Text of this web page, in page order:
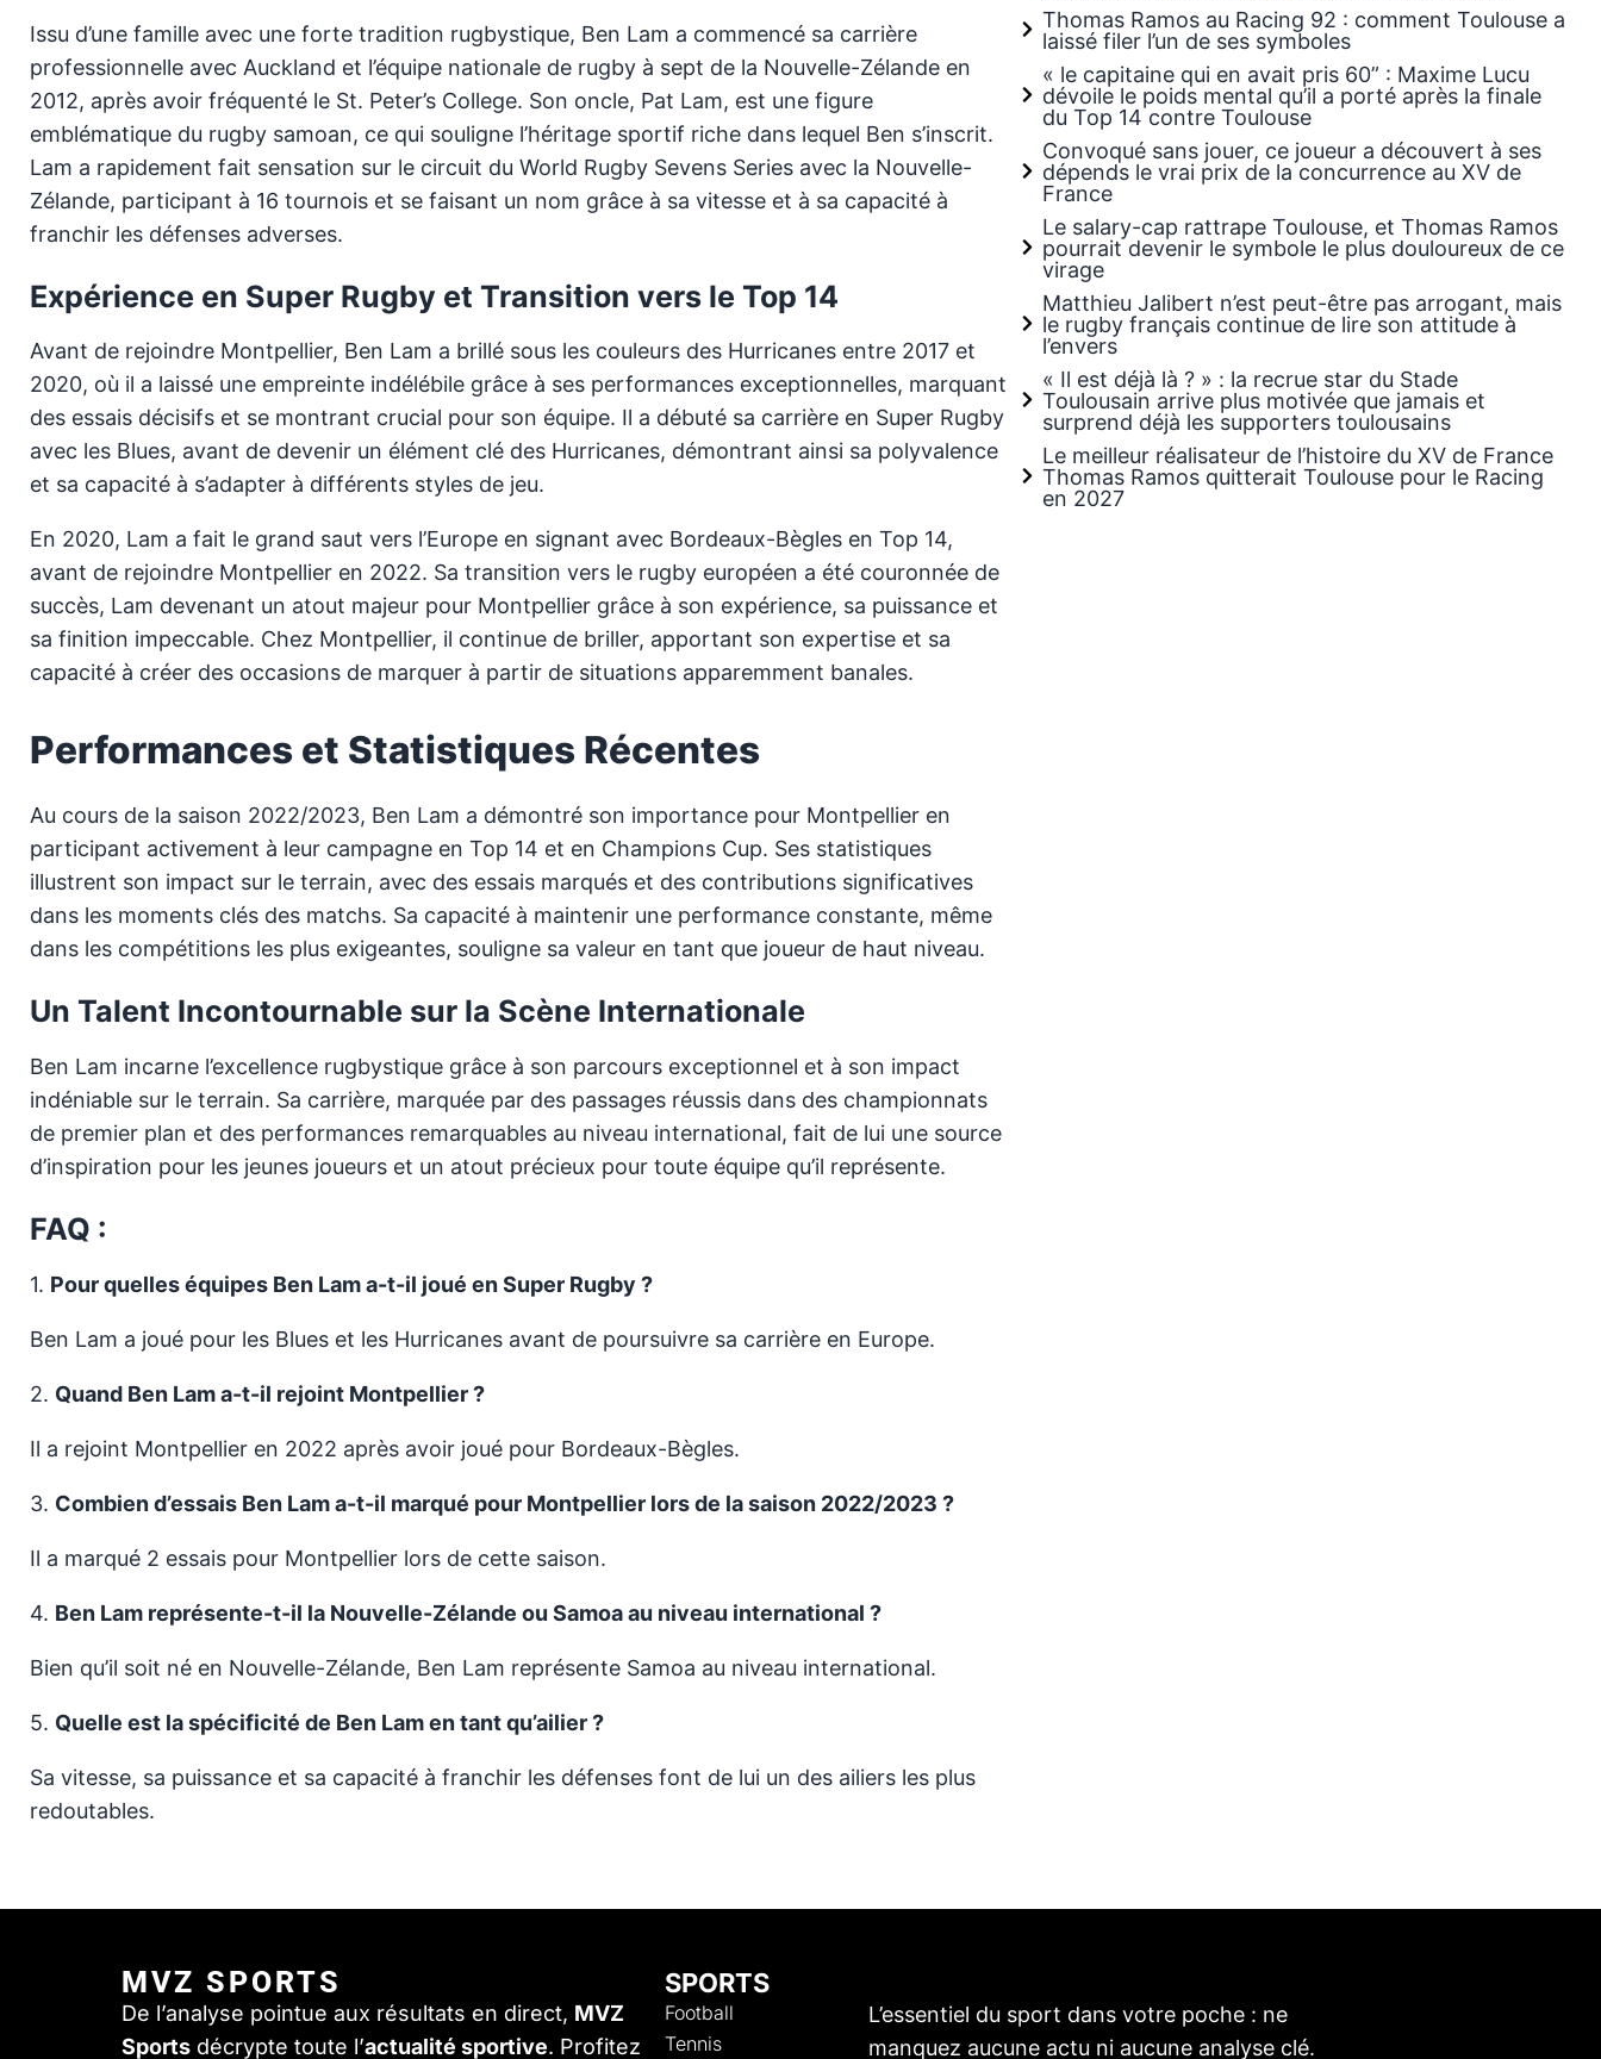
Issu d’une famille avec une forte tradition rugbystique, Ben Lam a commencé sa carrière
professionnelle avec Auckland et l’équipe nationale de rugby à sept de la Nouvelle-Zélande en
2012, après avoir fréquenté le St. Peter’s College. Son oncle, Pat Lam, est une figure
emblématique du rugby samoan, ce qui souligne l’héritage sportif riche dans lequel Ben s’inscrit.
Lam a rapidement fait sensation sur le circuit du World Rugby Sevens Series avec la Nouvelle-
Zélande, participant à 16 tournois et se faisant un nom grâce à sa vitesse et à sa capacité à
franchir les défenses adverses.
Expérience en Super Rugby et Transition vers le Top 14
Avant de rejoindre Montpellier, Ben Lam a brillé sous les couleurs des Hurricanes entre 2017 et
2020, où il a laissé une empreinte indélébile grâce à ses performances exceptionnelles, marquant
des essais décisifs et se montrant crucial pour son équipe. Il a débuté sa carrière en Super Rugby
avec les Blues, avant de devenir un élément clé des Hurricanes, démontrant ainsi sa polyvalence
et sa capacité à s’adapter à différents styles de jeu.
En 2020, Lam a fait le grand saut vers l’Europe en signant avec Bordeaux-Bègles en Top 14,
avant de rejoindre Montpellier en 2022. Sa transition vers le rugby européen a été couronnée de
succès, Lam devenant un atout majeur pour Montpellier grâce à son expérience, sa puissance et
sa finition impeccable. Chez Montpellier, il continue de briller, apportant son expertise et sa
capacité à créer des occasions de marquer à partir de situations apparemment banales.
Performances et Statistiques Récentes
Au cours de la saison 2022/2023, Ben Lam a démontré son importance pour Montpellier en
participant activement à leur campagne en Top 14 et en Champions Cup. Ses statistiques
illustrent son impact sur le terrain, avec des essais marqués et des contributions significatives
dans les moments clés des matchs. Sa capacité à maintenir une performance constante, même
dans les compétitions les plus exigeantes, souligne sa valeur en tant que joueur de haut niveau.
Un Talent Incontournable sur la Scène Internationale
Ben Lam incarne l’excellence rugbystique grâce à son parcours exceptionnel et à son impact
indéniable sur le terrain. Sa carrière, marquée par des passages réussis dans des championnats
de premier plan et des performances remarquables au niveau international, fait de lui une source
d’inspiration pour les jeunes joueurs et un atout précieux pour toute équipe qu’il représente.
FAQ :
1. Pour quelles équipes Ben Lam a-t-il joué en Super Rugby ?
Ben Lam a joué pour les Blues et les Hurricanes avant de poursuivre sa carrière en Europe.
2. Quand Ben Lam a-t-il rejoint Montpellier ?
Il a rejoint Montpellier en 2022 après avoir joué pour Bordeaux-Bègles.
3. Combien d’essais Ben Lam a-t-il marqué pour Montpellier lors de la saison 2022/2023 ?
Il a marqué 2 essais pour Montpellier lors de cette saison.
4. Ben Lam représente-t-il la Nouvelle-Zélande ou Samoa au niveau international ?
Bien qu’il soit né en Nouvelle-Zélande, Ben Lam représente Samoa au niveau international.
5. Quelle est la spécificité de Ben Lam en tant qu’ailier ?
Sa vitesse, sa puissance et sa capacité à franchir les défenses font de lui un des ailiers les plus
redoutables.
Thomas Ramos au Racing 92 : comment Toulouse a
laissé filer l’un de ses symboles
« le capitaine qui en avait pris 60” : Maxime Lucu
dévoile le poids mental qu’il a porté après la finale
du Top 14 contre Toulouse
Convoqué sans jouer, ce joueur a découvert à ses
dépends le vrai prix de la concurrence au XV de
France
Le salary-cap rattrape Toulouse, et Thomas Ramos
pourrait devenir le symbole le plus douloureux de ce
virage
Matthieu Jalibert n’est peut-être pas arrogant, mais
le rugby français continue de lire son attitude à
l’envers
« Il est déjà là ? » : la recrue star du Stade
Toulousain arrive plus motivée que jamais et
surprend déjà les supporters toulousains
Le meilleur réalisateur de l’histoire du XV de France
Thomas Ramos quitterait Toulouse pour le Racing
en 2027
MVZ SPORTS
De l’analyse pointue aux résultats en direct, MVZ
Sports décrypte toute l’actualité sportive. Profitez
SPORTS
Football
Tennis
L’essentiel du sport dans votre poche : ne
manquez aucune actu ni aucune analyse clé.